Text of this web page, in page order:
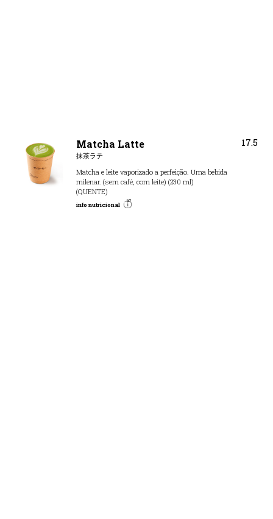
Matcha Latte
抹茶ラテ
Matcha e leite vaporizado a perfeição. Uma bebida
milenar. (sem café, com leite) (230 ml)
(QUENTE)
info nutricional
17.5